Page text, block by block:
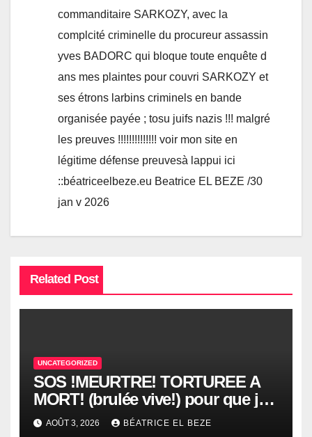
commanditaire SARKOZY, avec la
complcité criminelle du procureur assassin
yves BADORC qui bloque toute enquête d
ans mes plaintes pour couvri SARKOZY et
ses étrons larbins criminels en bande
organisée payée ; tosu juifs nazis !!! malgré
les preuves !!!!!!!!!!!!!! voir mon site en
légitime défense preuvesà lappui ici
::béatriceelbeze.eu Beatrice EL BEZE /30
jan v 2026
Related Post
UNCATEGORIZED
SOS !MEURTRE! TORTUREE A
MORT! (brulée vive!) pour que je
supprime ma plainte du 26 juin
AOÛT 3, 2026 BÉATRICE EL BEZE